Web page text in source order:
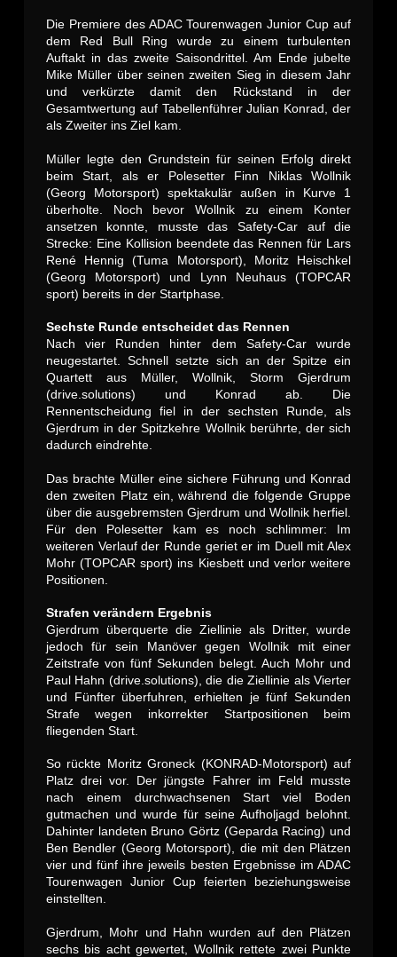
Die Premiere des ADAC Tourenwagen Junior Cup auf
dem Red Bull Ring wurde zu einem turbulenten
Auftakt in das zweite Saisondrittel. Am Ende jubelte
Mike Müller über seinen zweiten Sieg in diesem Jahr
und verkürzte damit den Rückstand in der
Gesamtwertung auf Tabellenführer Julian Konrad, der
als Zweiter ins Ziel kam.
Müller legte den Grundstein für seinen Erfolg direkt
beim Start, als er Polesetter Finn Niklas Wollnik
(Georg Motorsport) spektakulär außen in Kurve 1
überholte. Noch bevor Wollnik zu einem Konter
ansetzen konnte, musste das Safety-Car auf die
Strecke: Eine Kollision beendete das Rennen für Lars
René Hennig (Tuma Motorsport), Moritz Heischkel
(Georg Motorsport) und Lynn Neuhaus (TOPCAR
sport) bereits in der Startphase.
Sechste Runde entscheidet das Rennen
Nach vier Runden hinter dem Safety-Car wurde
neugestartet. Schnell setzte sich an der Spitze ein
Quartett aus Müller, Wollnik, Storm Gjerdrum
(drive.solutions) und Konrad ab. Die
Rennentscheidung fiel in der sechsten Runde, als
Gjerdrum in der Spitzkehre Wollnik berührte, der sich
dadurch eindrehte.
Das brachte Müller eine sichere Führung und Konrad
den zweiten Platz ein, während die folgende Gruppe
über die ausgebremsten Gjerdrum und Wollnik herfiel.
Für den Polesetter kam es noch schlimmer: Im
weiteren Verlauf der Runde geriet er im Duell mit Alex
Mohr (TOPCAR sport) ins Kiesbett und verlor weitere
Positionen.
Strafen verändern Ergebnis
Gjerdrum überquerte die Ziellinie als Dritter, wurde
jedoch für sein Manöver gegen Wollnik mit einer
Zeitstrafe von fünf Sekunden belegt. Auch Mohr und
Paul Hahn (drive.solutions), die die Ziellinie als Vierter
und Fünfter überfuhren, erhielten je fünf Sekunden
Strafe wegen inkorrekter Startpositionen beim
fliegenden Start.
So rückte Moritz Groneck (KONRAD-Motorsport) auf
Platz drei vor. Der jüngste Fahrer im Feld musste
nach einem durchwachsenen Start viel Boden
gutmachen und wurde für seine Aufholjagd belohnt.
Dahinter landeten Bruno Görtz (Geparda Racing) und
Ben Bendler (Georg Motorsport), die mit den Plätzen
vier und fünf ihre jeweils besten Ergebnisse im ADAC
Tourenwagen Junior Cup feierten beziehungsweise
einstellten.
Gjerdrum, Mohr und Hahn wurden auf den Plätzen
sechs bis acht gewertet, Wollnik rettete zwei Punkte